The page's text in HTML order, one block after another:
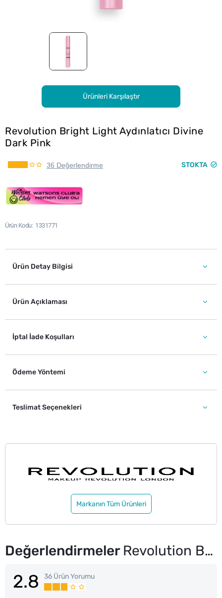
Ürünleri Karşılaştır
Revolution Bright Light Aydınlatıcı Divine
Dark Pink
36 Değerlendirme STOKTA
Ürün Kodu 1331771
Ürün Detay Bilgisi
Ürün Açıklaması
İptal İade Koşulları
Ödeme Yöntemi
Teslimat Seçenekleri
Markanın Tüm Ürünleri
Değerlendirmeler Revolution Bright Light Aydınlatıcı Divine Dark Pink
2.8 36 Ürün Yorumu